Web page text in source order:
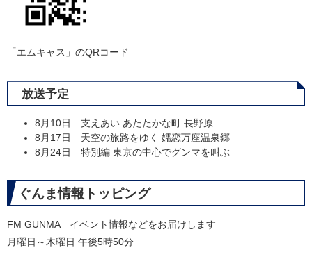
「エムキャス」のQRコード
放送予定
8月10日 支えあい あたたかな町 長野原
8月17日 天空の旅路をゆく 嬬恋万座温泉郷
8月24日 特別編 東京の中心でグンマを叫ぶ
ぐんま情報トッピング
FM GUNMA イベント情報などをお届けします
月曜日～木曜日 午後5時50分